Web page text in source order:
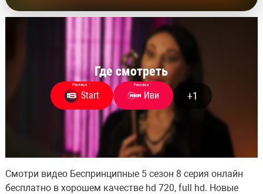
Где смотреть
Реклама ⋮
Start
Реклама ⋮
Иви +1
Смотри видео Беспринципные 5 сезон 8 серия онлайн
бесплатно в хорошем качестве hd 720, full hd. Новые